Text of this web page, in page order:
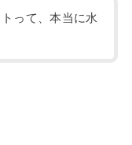
って、本当に水